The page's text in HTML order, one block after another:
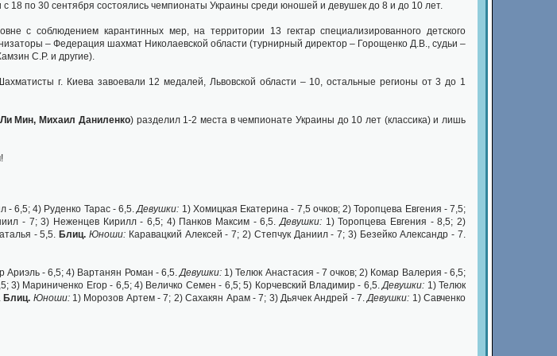
с 18 по 30 сентября состоялись чемпионаты Украины среди юношей и девушек до 8 и до 10 лет.
с соблюдением карантинных мер, на территории 13 гектар специализированного детского
– Федерация шахмат Николаевской области (турнирный директор – Горощенко Д.В., судьи –
С.Р. и другие).
г. Киева завоевали 12 медалей, Львовской области – 10, остальные регионы от 3 до 1
Мин, Михаил Даниленко) разделил 1-2 места в чемпионате Украины до 10 лет (классика) и лишь
- 6,5; 4) Руденко Тарас - 6,5.Девушки: 1) Хомицкая Екатерина - 7,5 очков; 2) Торопцева Евгения - 7,5;
- 7; 3) Неженцев Кирилл - 6,5; 4) Панков Максим - 6,5.Девушки: 1) Торопцева Евгения - 8,5; 2)
- 5,5. Блиц. Юноши: Каравацкий Алексей - 7; 2) Степчук Даниил - 7; 3) Безейко Александр - 7.
Ариэль - 6,5; 4) Вартанян Роман - 6,5.Девушки: 1) Телюк Анастасия - 7 очков; 2) Комар Валерия - 6,5;
3) Мариниченко Егор - 6,5; 4) Величко Семен - 6,5; 5) Корчевский Владимир - 6,5.Девушки: 1) Телюк
Блиц. Юноши: 1) Морозов Артем - 7; 2) Сахакян Арам - 7; 3) Дьячек Андрей - 7.Девушки: 1) Савченко